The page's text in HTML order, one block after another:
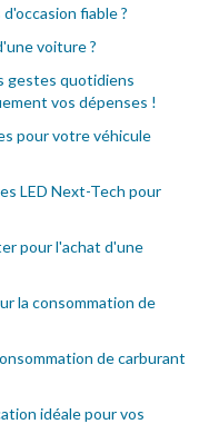
fiable ?
voiture ?
gestes quotidiens
vos dépenses !
pour votre véhicule
LED Next-Tech pour
pour l'achat d'une
la consommation de
de carburant
idéale pour vos